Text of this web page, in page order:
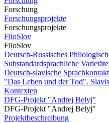
Forschung
Forschungsprojekte
Forschungsprojekte
FiloSlov
FiloSlov
Deutsch-Russisches
Substandardsprachliche
Deutsch-slavische
"Das Leben und der Tod".
Kontexten
DFG-Projekt "Andrej Belyj"
DFG-Projekt "Andrej Belyj"
Projektbeschreibung